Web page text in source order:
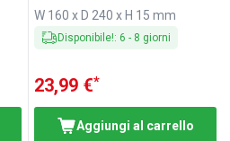
scolorire
W 160 x D 240 x H 15 mm
Disponibile!: 6 - 8 giorni
23,99 €*
Aggiungi al carrello